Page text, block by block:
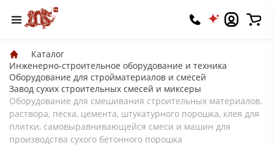
Каталог
Инженерно-строительное оборудование и техника
Оборудование для стройматериалов и смесей
Завод сухих строительных смесей и миксеры
Оборудование для смешивания строительных материалов,
раствора, песка, цемента, штукатурного порошка, клея для
плитки, самовыравнивающейся смеси и машин для
производства сухого бетонного порошка